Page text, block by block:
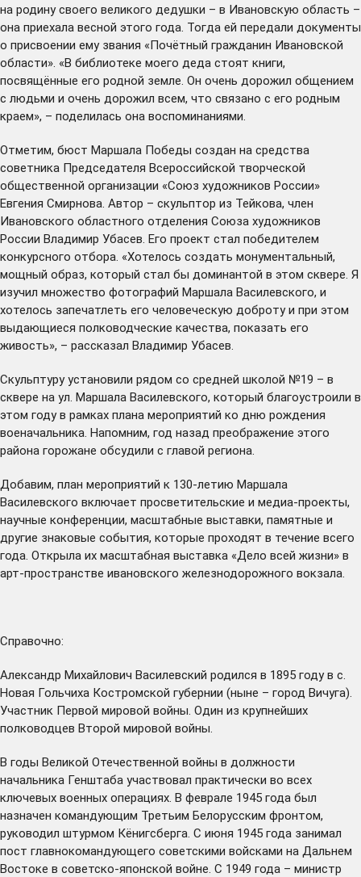
на родину своего великого дедушки – в Ивановскую область –
она приехала весной этого года. Тогда ей передали документы
о присвоении ему звания «Почётный гражданин Ивановской
области». «В библиотеке моего деда стоят книги,
посвящённые его родной земле. Он очень дорожил общением
с людьми и очень дорожил всем, что связано с его родным
краем», – поделилась она воспоминаниями.
Отметим, бюст Маршала Победы создан на средства
советника Председателя Всероссийской творческой
общественной организации «Союз художников России»
Евгения Смирнова. Автор – скульптор из Тейкова, член
Ивановского областного отделения Союза художников
России Владимир Убасев. Его проект стал победителем
конкурсного отбора. «Хотелось создать монументальный,
мощный образ, который стал бы доминантой в этом сквере. Я
изучил множество фотографий Маршала Василевского, и
хотелось запечатлеть его человеческую доброту и при этом
выдающиеся полководческие качества, показать его
живость», – рассказал Владимир Убасев.
Скульптуру установили рядом со средней школой №19 – в
сквере на ул. Маршала Василевского, который благоустроили в
этом году в рамках плана мероприятий ко дню рождения
военачальника. Напомним, год назад преображение этого
района горожане обсудили с главой региона.
Добавим, план мероприятий к 130-летию Маршала
Василевского включает просветительские и медиа-проекты,
научные конференции, масштабные выставки, памятные и
другие знаковые события, которые проходят в течение всего
года. Открыла их масштабная выставка «Дело всей жизни» в
арт-пространстве ивановского железнодорожного вокзала.
Справочно:
Александр Михайлович Василевский родился в 1895 году в с.
Новая Гольчиха Костромской губернии (ныне – город Вичуга).
Участник Первой мировой войны. Один из крупнейших
полководцев Второй мировой войны.
В годы Великой Отечественной войны в должности
начальника Генштаба участвовал практически во всех
ключевых военных операциях. В феврале 1945 года был
назначен командующим Третьим Белорусским фронтом,
руководил штурмом Кёнигсберга. С июня 1945 года занимал
пост главнокомандующего советскими войсками на Дальнем
Востоке в советско-японской войне. С 1949 года – министр